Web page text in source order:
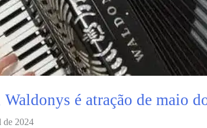
é atração de maio
de 2024